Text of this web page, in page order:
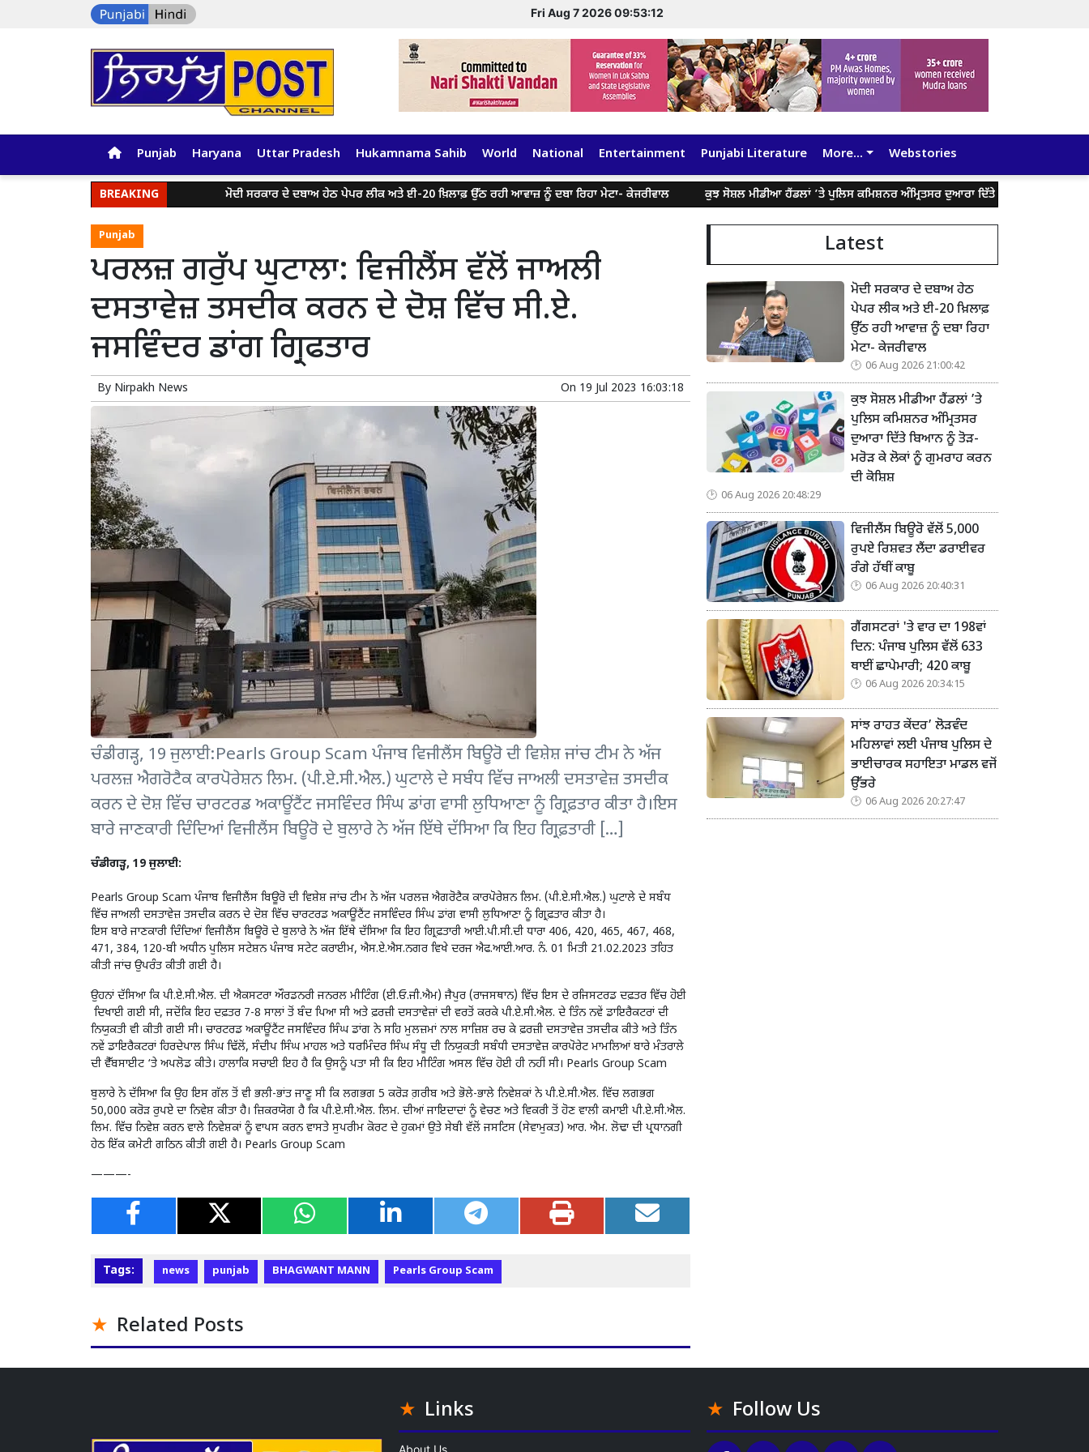
Fri Aug 7 2026 09:53:12
Punjab Haryana Uttar Pradesh Hukamnama Sahib World National Entertainment Punjabi Literature More... Webstories
BREAKING ਮੋਦੀ ਸਰਕਾਰ ਦੇ ਦਬਾਅ ਹੇਠ ਪੇਪਰ ਲੀਕ ਅਤੇ ਈ-20 ਖ਼ਿਲਾਫ਼ ਉੱਠ ਰਹੀ ਆਵਾਜ਼ ਨੂੰ ਦਬਾ ਰਿਹਾ ਮੇਟਾ- ਕੇਜਰੀਵਾਲ ਕੁਝ ਸੋਸ਼ਲ ਮੀਡੀਆ ਹੈਂਡਲਾਂ ’ਤੇ ਪੁਲਿਸ ਕਮਿਸ਼ਨਰ ਅੰਮ੍ਰਿਤਸਰ ਦੁਆਰਾ ਦਿੱਤੇ ਬਿਆਨ ਨੂੰ ਤੋੜ-ਮਰੋੜ ਕੇ
Punjab
ਪਰਲਜ਼ ਗਰੁੱਪ ਘੁਟਾਲਾ: ਵਿਜੀਲੈਂਸ ਵੱਲੋਂ ਜਾਅਲੀ
ਦਸਤਾਵੇਜ਼ ਤਸਦੀਕ ਕਰਨ ਦੇ ਦੋਸ਼ ਵਿੱਚ ਸੀ.ਏ.
ਜਸਵਿੰਦਰ ਡਾਂਗ ਗ੍ਰਿਫਤਾਰ
By Nirpakh News On 19 Jul 2023 16:03:18
ਚੰਡੀਗੜ੍ਹ, 19 ਜੁਲਾਈ:Pearls Group Scam ਪੰਜਾਬ ਵਿਜੀਲੈਂਸ ਬਿਊਰੋ ਦੀ ਵਿਸ਼ੇਸ਼ ਜਾਂਚ ਟੀਮ ਨੇ ਅੱਜ
ਪਰਲਜ਼ ਐਗਰੋਟੈਕ ਕਾਰਪੋਰੇਸ਼ਨ ਲਿਮ. (ਪੀ.ਏ.ਸੀ.ਐਲ.) ਘੁਟਾਲੇ ਦੇ ਸਬੰਧ ਵਿੱਚ ਜਾਅਲੀ ਦਸਤਾਵੇਜ਼ ਤਸਦੀਕ
ਕਰਨ ਦੇ ਦੋਸ਼ ਵਿੱਚ ਚਾਰਟਰਡ ਅਕਾਊਂਟੈਂਟ ਜਸਵਿੰਦਰ ਸਿੰਘ ਡਾਂਗ ਵਾਸੀ ਲੁਧਿਆਣਾ ਨੂੰ ਗ੍ਰਿਫ਼ਤਾਰ ਕੀਤਾ ਹੈ।ਇਸ
ਬਾਰੇ ਜਾਣਕਾਰੀ ਦਿੰਦਿਆਂ ਵਿਜੀਲੈਂਸ ਬਿਊਰੋ ਦੇ ਬੁਲਾਰੇ ਨੇ ਅੱਜ ਇੱਥੇ ਦੱਸਿਆ ਕਿ ਇਹ ਗ੍ਰਿਫ਼ਤਾਰੀ […]
ਚੰਡੀਗੜ੍ਹ, 19 ਜੁਲਾਈ:
Pearls Group Scam ਪੰਜਾਬ ਵਿਜੀਲੈਂਸ ਬਿਊਰੋ ਦੀ ਵਿਸ਼ੇਸ਼ ਜਾਂਚ ਟੀਮ ਨੇ ਅੱਜ ਪਰਲਜ਼ ਐਗਰੋਟੈਕ ਕਾਰਪੋਰੇਸ਼ਨ ਲਿਮ. (ਪੀ.ਏ.ਸੀ.ਐਲ.) ਘੁਟਾਲੇ ਦੇ ਸਬੰਧ
ਵਿੱਚ ਜਾਅਲੀ ਦਸਤਾਵੇਜ਼ ਤਸਦੀਕ ਕਰਨ ਦੇ ਦੋਸ਼ ਵਿੱਚ ਚਾਰਟਰਡ ਅਕਾਊਂਟੈਂਟ ਜਸਵਿੰਦਰ ਸਿੰਘ ਡਾਂਗ ਵਾਸੀ ਲੁਧਿਆਣਾ ਨੂੰ ਗ੍ਰਿਫ਼ਤਾਰ ਕੀਤਾ ਹੈ।
ਇਸ ਬਾਰੇ ਜਾਣਕਾਰੀ ਦਿੰਦਿਆਂ ਵਿਜੀਲੈਂਸ ਬਿਊਰੋ ਦੇ ਬੁਲਾਰੇ ਨੇ ਅੱਜ ਇੱਥੇ ਦੱਸਿਆ ਕਿ ਇਹ ਗ੍ਰਿਫ਼ਤਾਰੀ ਆਈ.ਪੀ.ਸੀ.ਦੀ ਧਾਰਾ 406, 420, 465, 467, 468,
471, 384, 120-ਬੀ ਅਧੀਨ ਪੁਲਿਸ ਸਟੇਸ਼ਨ ਪੰਜਾਬ ਸਟੇਟ ਕਰਾਈਮ, ਐਸ.ਏ.ਐਸ.ਨਗਰ ਵਿਖੇ ਦਰਜ ਐਫ.ਆਈ.ਆਰ. ਨੰ. 01 ਮਿਤੀ 21.02.2023 ਤਹਿਤ
ਕੀਤੀ ਜਾਂਚ ਉਪਰੰਤ ਕੀਤੀ ਗਈ ਹੈ।
ਉਹਨਾਂ ਦੱਸਿਆ ਕਿ ਪੀ.ਏ.ਸੀ.ਐਲ. ਦੀ ਐਕਸਟਰਾ ਔਰਡਨਰੀ ਜਨਰਲ ਮੀਟਿੰਗ (ਈ.ਓ.ਜੀ.ਐਮ) ਜੈਪੁਰ (ਰਾਜਸਥਾਨ) ਵਿੱਚ ਇਸ ਦੇ ਰਜਿਸਟਰਡ ਦਫ਼ਤਰ ਵਿੱਚ ਹੋਈ
ਦਿਖਾਈ ਗਈ ਸੀ, ਜਦੋਂਕਿ ਇਹ ਦਫ਼ਤਰ 7-8 ਸਾਲਾਂ ਤੋਂ ਬੰਦ ਪਿਆ ਸੀ ਅਤੇ ਫ਼ਰਜ਼ੀ ਦਸਤਾਵੇਜ਼ਾਂ ਦੀ ਵਰਤੋਂ ਕਰਕੇ ਪੀ.ਏ.ਸੀ.ਐਲ. ਦੇ ਤਿੰਨ ਨਵੇਂ ਡਾਇਰੈਕਟਰਾਂ ਦੀ
ਨਿਯੁਕਤੀ ਵੀ ਕੀਤੀ ਗਈ ਸੀ। ਚਾਰਟਰਡ ਅਕਾਊਂਟੈਂਟ ਜਸਵਿੰਦਰ ਸਿੰਘ ਡਾਂਗ ਨੇ ਸਹਿ ਮੁਲਜ਼ਮਾਂ ਨਾਲ ਸਾਜ਼ਿਸ਼ ਰਚ ਕੇ ਫ਼ਰਜ਼ੀ ਦਸਤਾਵੇਜ਼ ਤਸਦੀਕ ਕੀਤੇ ਅਤੇ ਤਿੰਨ
ਨਵੇਂ ਡਾਇਰੈਕਟਰਾਂ ਹਿਰਦੇਪਾਲ ਸਿੰਘ ਢਿੱਲੋਂ, ਸੰਦੀਪ ਸਿੰਘ ਮਾਹਲ ਅਤੇ ਧਰਮਿੰਦਰ ਸਿੰਘ ਸੰਧੂ ਦੀ ਨਿਯੁਕਤੀ ਸਬੰਧੀ ਦਸਤਾਵੇਜ਼ ਕਾਰਪੋਰੇਟ ਮਾਮਲਿਆਂ ਬਾਰੇ ਮੰਤਰਾਲੇ
ਦੀ ਵੈੱਬਸਾਈਟ ‘ਤੇ ਅਪਲੋਡ ਕੀਤੇ। ਹਾਲਾਕਿ ਸਚਾਈ ਇਹ ਹੈ ਕਿ ਉਸਨੂੰ ਪਤਾ ਸੀ ਕਿ ਇਹ ਮੀਟਿੰਗ ਅਸਲ ਵਿੱਚ ਹੋਈ ਹੀ ਨਹੀਂ ਸੀ। Pearls Group Scam
ਬੁਲਾਰੇ ਨੇ ਦੱਸਿਆ ਕਿ ਉਹ ਇਸ ਗੱਲ ਤੋਂ ਵੀ ਭਲੀ-ਭਾਂਤ ਜਾਣੂ ਸੀ ਕਿ ਲਗਭਗ 5 ਕਰੋੜ ਗ਼ਰੀਬ ਅਤੇ ਭੋਲੇ-ਭਾਲੇ ਨਿਵੇਸ਼ਕਾਂ ਨੇ ਪੀ.ਏ.ਸੀ.ਐਲ. ਵਿੱਚ ਲਗਭਗ
50,000 ਕਰੋੜ ਰੁਪਏ ਦਾ ਨਿਵੇਸ਼ ਕੀਤਾ ਹੈ। ਜ਼ਿਕਰਯੋਗ ਹੈ ਕਿ ਪੀ.ਏ.ਸੀ.ਐਲ. ਲਿਮ. ਦੀਆਂ ਜਾਇਦਾਦਾਂ ਨੂੰ ਵੇਚਣ ਅਤੇ ਵਿਕਰੀ ਤੋਂ ਹੋਣ ਵਾਲੀ ਕਮਾਈ ਪੀ.ਏ.ਸੀ.ਐਲ.
ਲਿਮ. ਵਿੱਚ ਨਿਵੇਸ਼ ਕਰਨ ਵਾਲੇ ਨਿਵੇਸ਼ਕਾਂ ਨੂੰ ਵਾਪਸ ਕਰਨ ਵਾਸਤੇ ਸੁਪਰੀਮ ਕੋਰਟ ਦੇ ਹੁਕਮਾਂ ਉਤੇ ਸੇਬੀ ਵੱਲੋਂ ਜਸਟਿਸ (ਸੇਵਾਮੁਕਤ) ਆਰ. ਐਮ. ਲੋਢਾ ਦੀ ਪ੍ਰਧਾਨਗੀ
ਹੇਠ ਇੱਕ ਕਮੇਟੀ ਗਠਿਨ ਕੀਤੀ ਗਈ ਹੈ। Pearls Group Scam
———-
Tags: news punjab BHAGWANT MANN Pearls Group Scam
Related Posts
Latest
ਮੋਦੀ ਸਰਕਾਰ ਦੇ ਦਬਾਅ ਹੇਠ
ਪੇਪਰ ਲੀਕ ਅਤੇ ਈ-20 ਖ਼ਿਲਾਫ਼
ਉੱਠ ਰਹੀ ਆਵਾਜ਼ ਨੂੰ ਦਬਾ ਰਿਹਾ
ਮੇਟਾ- ਕੇਜਰੀਵਾਲ
06 Aug 2026 21:00:42
ਕੁਝ ਸੋਸ਼ਲ ਮੀਡੀਆ ਹੈਂਡਲਾਂ ’ਤੇ
ਪੁਲਿਸ ਕਮਿਸ਼ਨਰ ਅੰਮ੍ਰਿਤਸਰ
ਦੁਆਰਾ ਦਿੱਤੇ ਬਿਆਨ ਨੂੰ ਤੋੜ-
ਮਰੋੜ ਕੇ ਲੋਕਾਂ ਨੂੰ ਗੁਮਰਾਹ ਕਰਨ
ਦੀ ਕੋਸ਼ਿਸ਼
06 Aug 2026 20:48:29
ਵਿਜੀਲੈਂਸ ਬਿਊਰੋ ਵੱਲੋਂ 5,000
ਰੁਪਏ ਰਿਸ਼ਵਤ ਲੈਂਦਾ ਡਰਾਈਵਰ
ਰੰਗੇ ਹੱਥੀਂ ਕਾਬੂ
06 Aug 2026 20:40:31
ਗੈਂਗਸਟਰਾਂ 'ਤੇ ਵਾਰ ਦਾ 198ਵਾਂ
ਦਿਨ: ਪੰਜਾਬ ਪੁਲਿਸ ਵੱਲੋਂ 633
ਥਾਈਂ ਛਾਪੇਮਾਰੀ; 420 ਕਾਬੂ
06 Aug 2026 20:34:15
ਸਾਂਝ ਰਾਹਤ ਕੇਂਦਰ’ ਲੋੜਵੰਦ
ਮਹਿਲਾਵਾਂ ਲਈ ਪੰਜਾਬ ਪੁਲਿਸ ਦੇ
ਭਾਈਚਾਰਕ ਸਹਾਇਤਾ ਮਾਡਲ ਵਜੋਂ
ਉੱਭਰੇ
06 Aug 2026 20:27:47
Links Follow Us